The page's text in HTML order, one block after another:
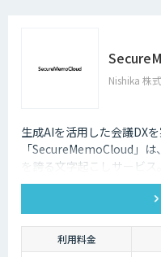
Nishika 株
生成AIを活用した会議DX
「SecureMemoCloud」
を誇る文字起こしサービ
録の自動作成機能を搭載
利用料金